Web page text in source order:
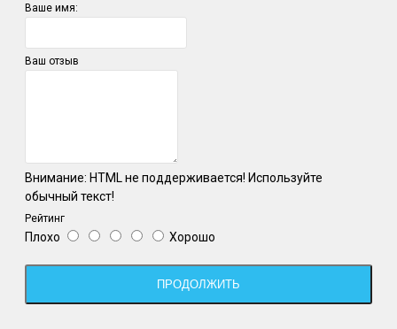
Ваше имя:
Ваш отзыв
Внимание: HTML не поддерживается! Используйте
обычный текст!
Рейтинг
Плохо Хорошо
ПРОДОЛЖИТЬ